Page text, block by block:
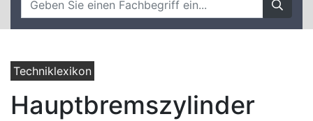
Techniklexikon
Hauptbremszylinder